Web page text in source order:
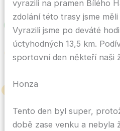
vyrazili na pramen Bílého
zdolání této trasy jsme
Vyrazili jsme po deváté
úctyhodných 13,5 km.
sportovní den někteří naši
Honza
Tento den byl super,
době zase venku a nebyla